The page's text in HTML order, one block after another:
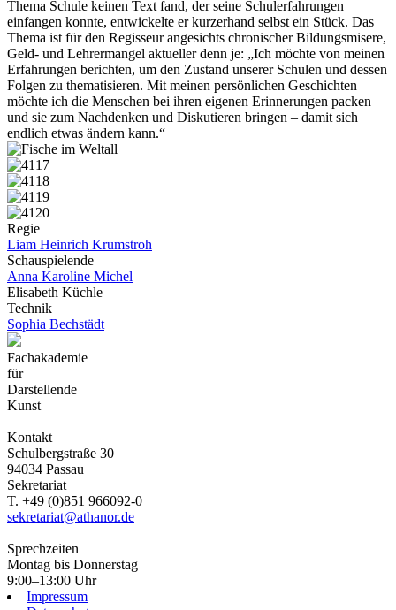
Thema Schule keinen Text fand, der seine Schulerfahrungen
einfangen konnte, entwickelte er kurzerhand selbst ein Stück. Das
Thema ist für den Regisseur angesichts chronischer Bildungsmisere,
Geld- und Lehrermangel aktueller denn je: „Ich möchte von meinen
Erfahrungen berichten, um den Zustand unserer Schulen und dessen
Folgen zu thematisieren. Mit meinen persönlichen Geschichten
möchte ich die Menschen bei ihren eigenen Erinnerungen packen
und sie zum Nachdenken und Diskutieren bringen – damit sich
endlich etwas ändern kann.“
Regie
Liam Heinrich Krumstroh
Schauspielende
Anna Karoline Michel
Elisabeth Küchle
Technik
Sophia Bechstädt
Fachakademie
für
Darstellende
Kunst
Kontakt
Schulbergstraße 30
94034 Passau
Sekretariat
T. +49 (0)851 966092-0
sekretariat@athanor.de
Sprechzeiten
Montag bis Donnerstag
9:00–13:00 Uhr
Impressum